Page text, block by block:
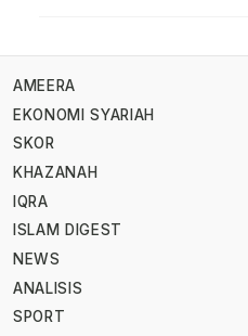
AMEERA
EKONOMI SYARIAH
SKOR
KHAZANAH
IQRA
ISLAM DIGEST
NEWS
ANALISIS
SPORT